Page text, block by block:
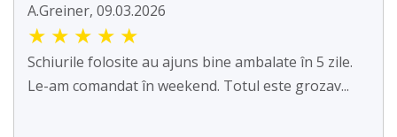
A.Greiner, 09.03.2026
★ ★ ★ ★ ★
Schiurile folosite au ajuns bine ambalate în 5 zile.
Le-am comandat în weekend. Totul este grozav...